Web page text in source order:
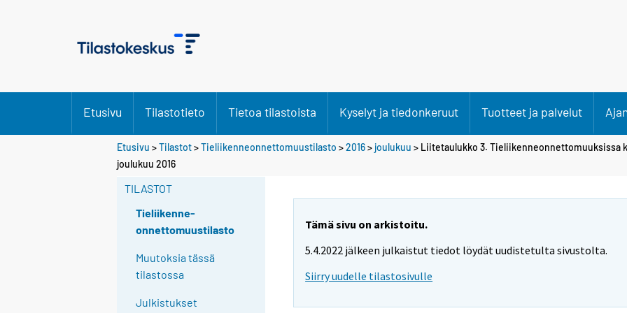
Etusivu Tilastotieto Tietoa tilastoista Kyselyt ja tiedonkeruut Tuotteet ja palvelut
Etusivu >Tilastot>Tieliikenneonnettomuustilasto >2016> joulukuu > Liitetaulukko 3. Tieliikenneonnettomuuksissa
joulukuu 2016
TILASTOT
Tieliikenne-
onnettomuustilasto
Muutoksia tässä
tilastossa
Julkistukset
Tämä sivu on arkistoitu.
5.4.2022 jälkeen julkaistut tiedot löydät uudistetulta sivustolta.
Siirry uudelle tilastosivulle